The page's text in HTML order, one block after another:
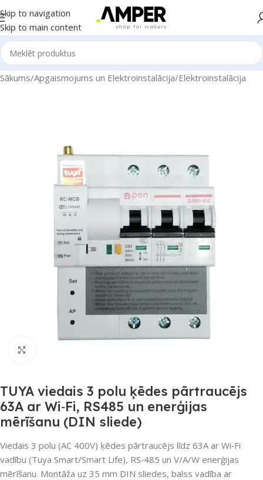
Skip to navigation
Skip to main content
Sākums/Apgaismojums un Elektroinstalācija/Elektroinstalācija
TUYA viedais 3 polu ķēdes pārtraucējs
63A ar Wi‑Fi, RS485 un enerģijas
mērīšanu (DIN sliede)
Viedais 3 polu (AC 400V) ķēdes pārtraucējs līdz 63A ar Wi‑Fi
vadību (Tuya Smart/Smart Life), RS‑485 un V/A/W enerģijas
mērīšanu. Montāža uz 35 mm DIN sliedes, balss vadība ar